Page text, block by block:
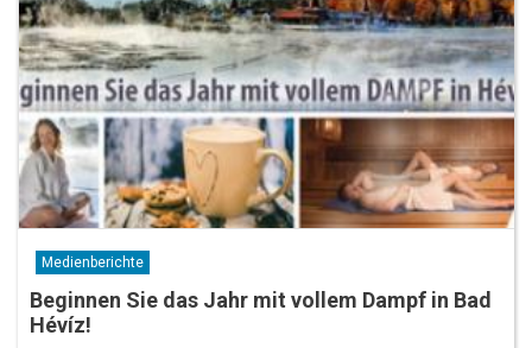
Medienberichte
Beginnen Sie das Jahr mit vollem Dampf in Bad
Hévíz!